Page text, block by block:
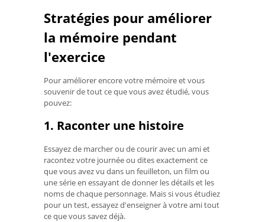
Stratégies pour améliorer
la mémoire pendant
l'exercice
Pour améliorer encore votre mémoire et vous
souvenir de tout ce que vous avez étudié, vous
pouvez:
1. Raconter une histoire
Essayez de marcher ou de courir avec un ami et
racontez votre journée ou dites exactement ce
que vous avez vu dans un feuilleton, un film ou
une série en essayant de donner les détails et les
noms de chaque personnage. Mais si vous étudiez
pour un test, essayez d'enseigner à votre ami tout
ce que vous savez déjà.